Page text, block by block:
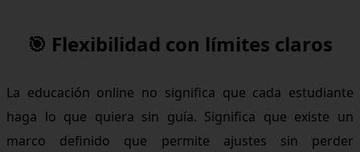
🎯 Flexibilidad con límites claros
La educación online no significa que cada estudiante
haga lo que quiera sin guía. Significa que existe un
marco definido que permite ajustes sin perder